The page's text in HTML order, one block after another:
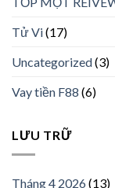
Tử Vi(17)
Uncategorized(3)
Vay tiền F88 (6)
LƯU TRỮ
Tháng 4 2026(13)